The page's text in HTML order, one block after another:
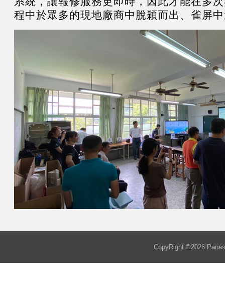
程中於眾多的現地廠商中脫穎而出 、雀屏
CopyRight ©2026